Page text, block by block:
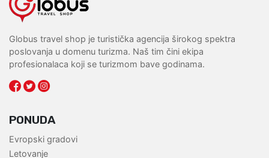
Globus travel shop je turistička agencija širokog spektra
poslovanja u domenu turizma. Naš tim čini ekipa
profesionalaca koji se turizmom bave godinama.
PONUDA
Evropski gradovi
Letovanje